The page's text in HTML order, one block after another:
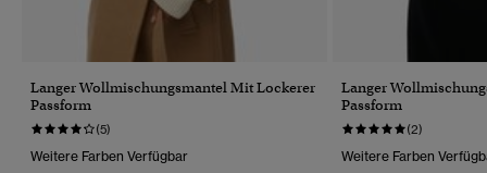
Langer Wollmischungsmantel Mit Lockerer
Passform
(5)
Weitere Farben Verfügbar
Langer
Passform
(2)
Weitere Farben